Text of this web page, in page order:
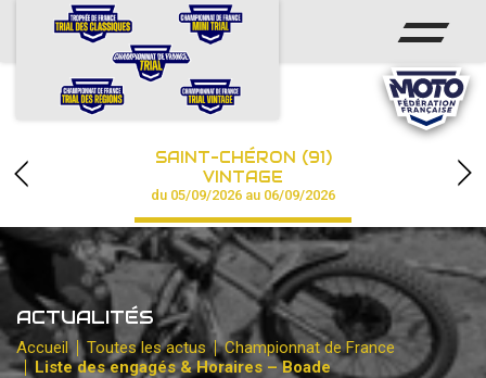
ACCUEIL
CALENDRIER
CHAMPIONNAT
RÉSULTATS
PHOTOS / VIDÉOS
PARTENAIRES
SAINT-CHÉRON (91)
VINTAGE
du 05/09/2026 au 06/09/2026
ACTUALITÉS
Accueil Toutes les actus
Championnat de France
Liste des engagés & Horaires – Boade